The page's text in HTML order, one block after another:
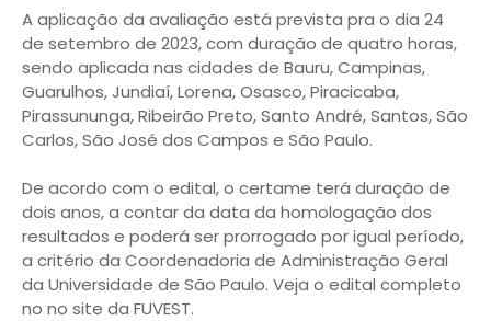
A aplicação da avaliação está prevista pra o dia 24
de setembro de 2023, com duração de quatro horas,
sendo aplicada nas cidades de Bauru, Campinas,
Guarulhos, Jundiaí, Lorena, Osasco, Piracicaba,
Pirassununga, Ribeirão Preto, Santo André, Santos, São
Carlos, São José dos Campos e São Paulo.
De acordo com o edital, o certame terá duração de
dois anos, a contar da data da homologação dos
resultados e poderá ser prorrogado por igual período,
a critério da Coordenadoria de Administração Geral
da Universidade de São Paulo. Veja o edital completo
no no site da FUVEST.